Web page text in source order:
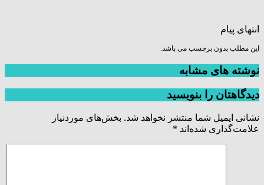
انتهای پیام
این مطلب بدون برچسب می باشد.
نوشته های مشابه
دیدگاهتان را بنویسید
نشانی ایمیل شما منتشر نخواهد شد. بخش‌های موردنیاز
علامت‌گذاری شده‌اند *